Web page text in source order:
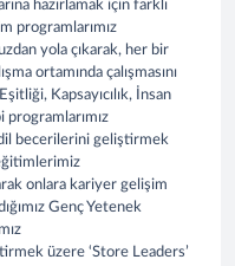
hazırlamak için farklı
programlarımız
yola çıkarak, her bir
ortamında çalışmasını
Kapsayıcılık, İnsan
programlarımız
dil becerilerini geliştirmek
onlara kariyer gelişim
Genç Yetenek
üzere ‘Store Leaders’